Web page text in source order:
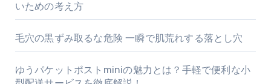
いための考え方
毛穴の黒ずみ取るな危険 一瞬で肌荒れする落とし穴
ゆうパケットポストminiの魅力とは？手軽で便利な小